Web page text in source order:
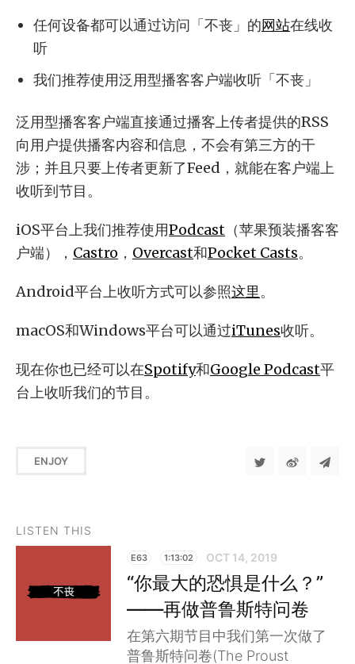
任何设备都可以通过访问「不丧」的网站在线收
听
我们推荐使用泛用型播客客户端收听「不丧」
泛用型播客客户端直接通过播客上传者提供的RSS
向用户提供播客内容和信息，不会有第三方的干
涉；并且只要上传者更新了Feed，就能在客户端上
收听到节目。
iOS平台上我们推荐使用Podcast （苹果预装播客客
户端）， Castro ， Overcast和Pocket Casts。
Android平台上收听方式可以参照这里。
macOS和Windows平台可以通过iTunes收听。
现在你也已经可以在Spotify和Google Podcast平
台上收听我们的节目。
ENJOY
LISTEN THIS
E63 1:13:02 OCT 14, 2019
“你最大的恐惧是什么？”
——再做普鲁斯特问卷
在第六期节目中我们第一次做了
普鲁斯特问卷(The Proust